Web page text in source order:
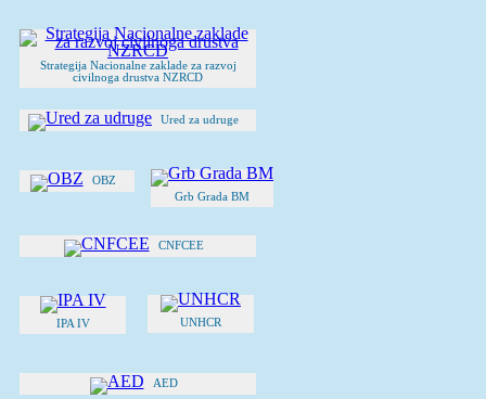
Strategija Nacionalne zaklade za razvoj
civilnoga drustva NZRCD
Ured za udruge
OBZ
Grb Grada BM
CNFCEE
IPA IV UNHCR
AED